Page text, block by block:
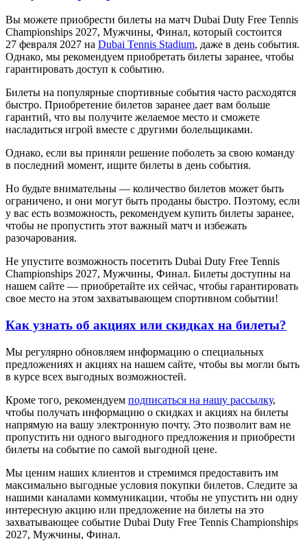
Вы можете приобрести билеты на матч Dubai Duty Free Tennis
Championships 2027, Мужчины, Финал, который состоится
27 февраля 2027 на Dubai Tennis Stadium, даже в день события.
Однако, мы рекомендуем приобретать билеты заранее, чтобы
гарантировать доступ к событию.
Билеты на популярные спортивные события часто расходятся
быстро. Приобретение билетов заранее дает вам больше
гарантий, что вы получите желаемое место и сможете
насладиться игрой вместе с другими болельщиками.
Однако, если вы приняли решение поболеть за свою команду
в последний момент, ищите билеты в день события.
Но будьте внимательны — количество билетов может быть
ограничено, и они могут быть проданы быстро. Поэтому, если
у вас есть возможность, рекомендуем купить билеты заранее,
чтобы не пропустить этот важный матч и избежать
разочарования.
Не упустите возможность посетить Dubai Duty Free Tennis
Championships 2027, Мужчины, Финал. Билеты доступны на
нашем сайте — приобретайте их сейчас, чтобы гарантировать
свое место на этом захватывающем спортивном событии!
Как узнать об акциях или скидках на билеты?
Мы регулярно обновляем информацию о специальных
предложениях и акциях на нашем сайте, чтобы вы могли быть
в курсе всех выгодных возможностей.
Кроме того, рекомендуем подписаться на нашу рассылку,
чтобы получать информацию о скидках и акциях на билеты
напрямую на вашу электронную почту. Это позволит вам не
пропустить ни одного выгодного предложения и приобрести
билеты на событие по самой выгодной цене.
Мы ценим наших клиентов и стремимся предоставить им
максимально выгодные условия покупки билетов. Следите за
нашими каналами коммуникации, чтобы не упустить ни одну
интересную акцию или предложение на билеты на это
захватывающее событие Dubai Duty Free Tennis Championships
2027, Мужчины, Финал.